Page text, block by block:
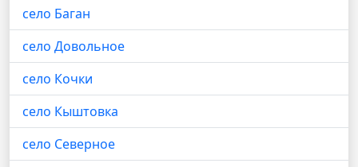
село Баган
село Довольное
село Кочки
село Кыштовка
село Северное